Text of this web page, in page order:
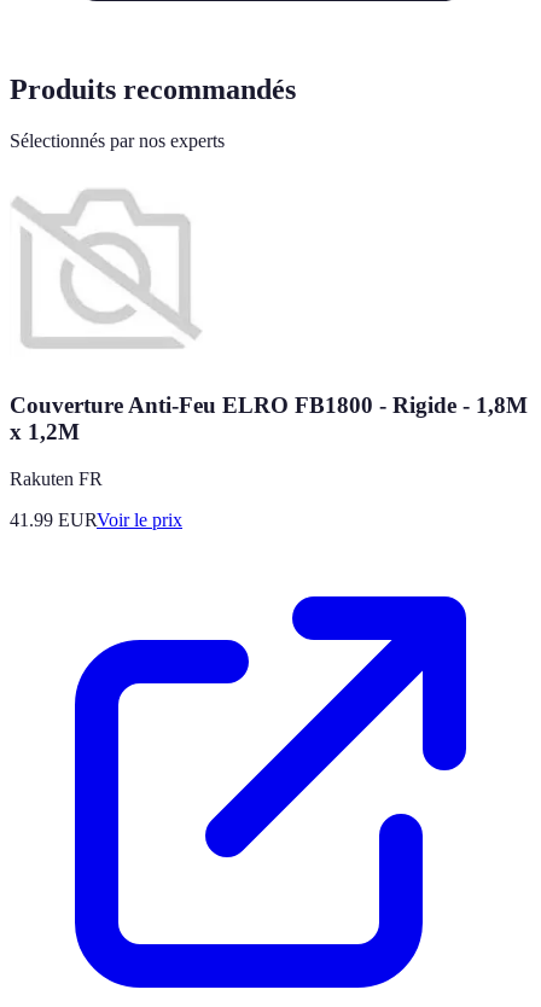
Produits recommandés
Sélectionnés par nos experts
Couverture Anti-Feu ELRO FB1800 - Rigide - 1,8M
x 1,2M
Rakuten FR
41.99 EURVoir le prix